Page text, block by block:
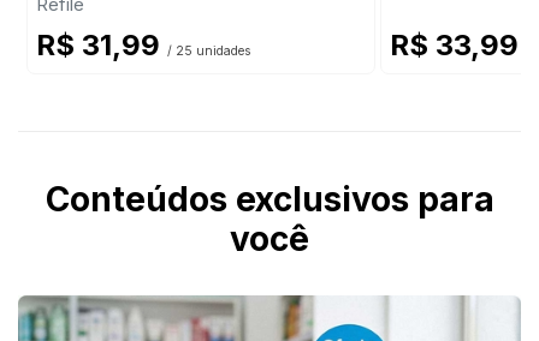
R$ 31,99 / 25 unidades R$ 33,99
Conteúdos exclusivos para
você